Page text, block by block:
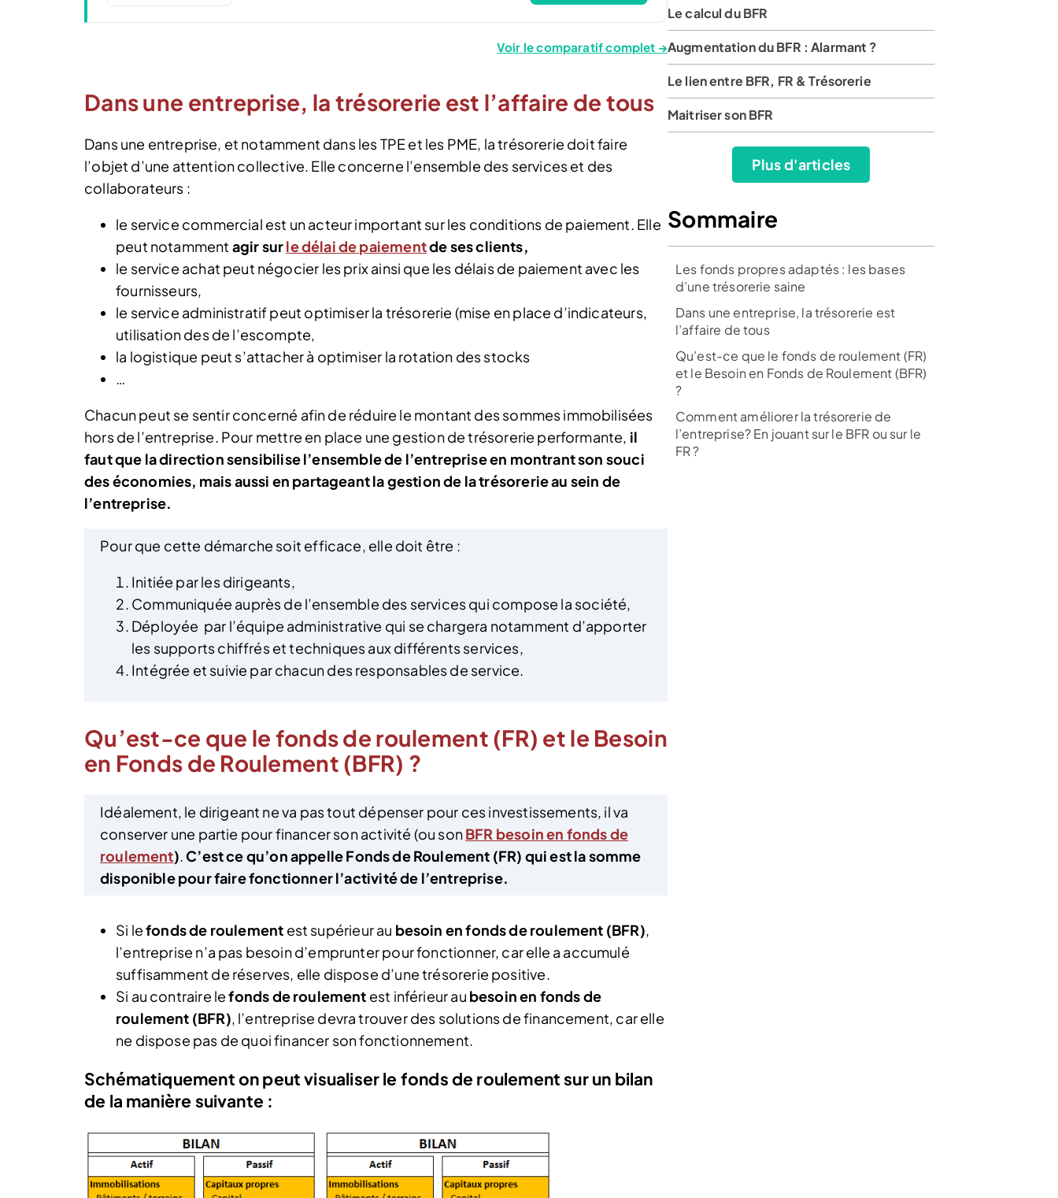
Voir le comparatif complet →
Dans une entreprise, la trésorerie est l’affaire de tous
Dans une entreprise, et notamment dans les TPE et les PME, la trésorerie doit faire
l’objet d’une attention collective. Elle concerne l’ensemble des services et des
collaborateurs :
le service commercial est un acteur important sur les conditions de paiement. Elle
peut notamment agir surle délai de paiementde ses clients,
le service achat peut négocier les prix ainsi que les délais de paiement avec les
fournisseurs,
le service administratif peut optimiser la trésorerie (mise en place d’indicateurs,
utilisation des de l’escompte,
la logistique peut s’attacher à optimiser la rotation des stocks
…
Chacun peut se sentir concerné afin de réduire le montant des sommes immobilisées
hors de l’entreprise. Pour mettre en place une gestion de trésorerie performante, il
faut que la direction sensibilise l’ensemble de l’entreprise en montrant son souci
des économies, mais aussi en partageant la gestion de la trésorerie au sein de
l’entreprise.
Pour que cette démarche soit efficace, elle doit être :
Initiée par les dirigeants,
Communiquée auprès de l’ensemble des services qui compose la société,
Déployée par l’équipe administrative qui se chargera notamment d’apporter
les supports chiffrés et techniques aux différents services,
Intégrée et suivie par chacun des responsables de service.
Qu’est-ce que le fonds de roulement (FR) et le Besoin
en Fonds de Roulement (BFR) ?
Idéalement, le dirigeant ne va pas tout dépenser pour ces investissements, il va
conserver une partie pour financer son activité (ou sonBFR besoin en fonds de
roulement). C’est ce qu’on appelle Fonds de Roulement (FR) qui est la somme
disponible pour faire fonctionner l’activité de l’entreprise.
Si lefonds de roulement est supérieur au besoin en fonds de roulement (BFR),
l’entreprise n’a pas besoin d’emprunter pour fonctionner, car elle a accumulé
suffisamment de réserves, elle dispose d’une trésorerie positive.
Si au contraire lefonds de roulement est inférieur au besoin en fonds de
roulement (BFR), l’entreprise devra trouver des solutions de financement, car elle
ne dispose pas de quoi financer son fonctionnement.
Schématiquement on peut visualiser le fonds de roulement sur un bilan
de la manière suivante :
Le calcul du BFR
Augmentation du BFR : Alarmant ?
Le lien entre BFR, FR & Trésorerie
Maitriser son BFR
Plus d'articles
Sommaire
Les fonds propres adaptés : les bases
d’une trésorerie saine
Dans une entreprise, la trésorerie est
l’affaire de tous
Qu’est-ce que le fonds de roulement (FR)
et le Besoin en Fonds de Roulement (BFR)
?
Comment améliorer la trésorerie de
l’entreprise? En jouant sur le BFR ou sur le
FR ?